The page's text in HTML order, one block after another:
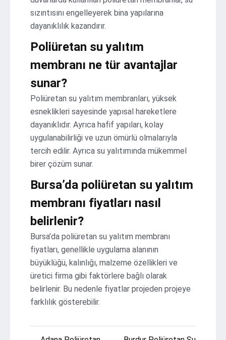
sızıntısını engelleyerek bina yapılarına
dayanıklılık kazandırır.
Poliüretan su yalıtım
membranı ne tür avantajlar
sunar?
Poliüretan su yalıtım membranları, yüksek
esneklikleri sayesinde yapısal hareketlere
dayanıklıdır. Ayrıca hafif yapıları, kolay
uygulanabilirliği ve uzun ömürlü olmalarıyla
tercih edilir. Ayrıca su yalıtımında mükemmel
birer çözüm sunar.
Bursa’da poliüretan su yalıtım
membranı fiyatları nasıl
belirlenir?
Bursa’da poliüretan su yalıtım membranı
fiyatları, genellikle uygulama alanının
büyüklüğü, kalınlığı, malzeme özellikleri ve
üretici firma gibi faktörlere bağlı olarak
belirlenir. Bu nedenle fiyatlar projeden projeye
farklılık gösterebilir.
Yazı